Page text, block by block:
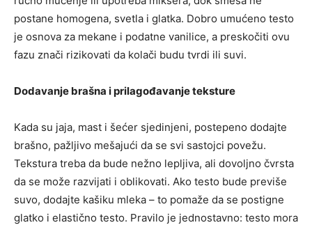
postane homogena, svetla i glatka. Dobro umućeno testo
je osnova za mekane i podatne vanilice, a preskočiti ovu
fazu znači rizikovati da kolači budu tvrdi ili suvi.
Dodavanje brašna i prilagođavanje teksture
Kada su jaja, mast i šećer sjedinjeni, postepeno dodajte
brašno, pažljivo mešajući da se svi sastojci povežu.
Tekstura treba da bude nežno lepljiva, ali dovoljno čvrsta
da se može razvijati i oblikovati. Ako testo bude previše
suvo, dodajte kašiku mleka – to pomaže da se postigne
glatko i elastično testo. Pravilo je jednostavno: testo mora